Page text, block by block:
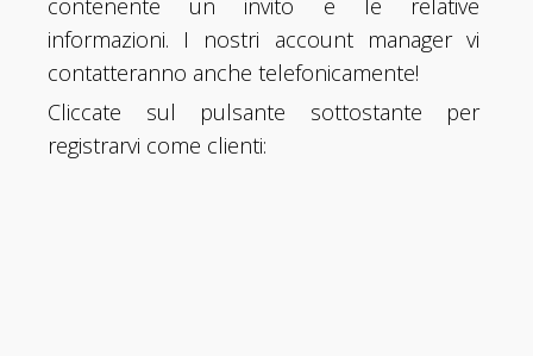
contenente un invito e le relative
informazioni. I nostri account manager vi
contatteranno anche telefonicamente!
Cliccate sul pulsante sottostante per
registrarvi come clienti: